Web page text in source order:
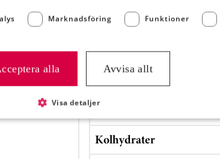
1974)
1975)
Näringsvärde
Energi (kJ)
Energi (kcal)
Fett
Kolhydrater
Marknadsföring Funktioner
alla Avvisa allt
Visa detaljer